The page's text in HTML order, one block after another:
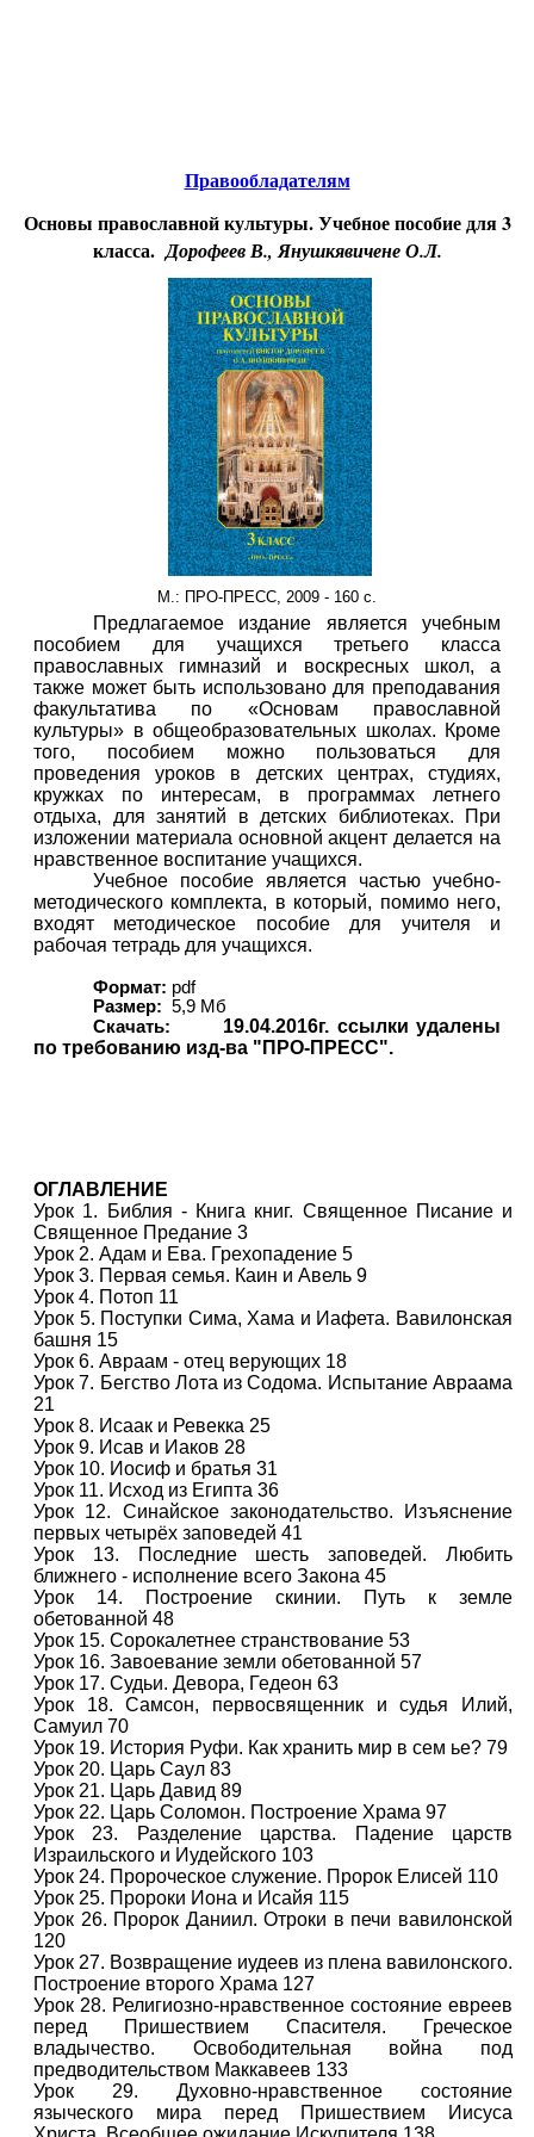
Правообладателям
Основы православной культуры. Учебное пособие для 3
класса.Дорофеев В., Янушкявичене О.Л.
М.: ПРО-ПРЕСС, 2009 - 160 с.
Предлагаемое издание является учебным
пособием для учащихся третьего класса
православных гимназий и воскресных школ, а
также может быть использовано для преподавания
факультатива по «Основам православной
культуры» в общеобразовательных школах. Кроме
того, пособием можно пользоваться для
проведения уроков в детских центрах, студиях,
кружках по интересам, в программах летнего
отдыха, для занятий в детских библиотеках. При
изложении материала основной акцент делается на
нравственное воспитание учащихся.
Учебное пособие является частью учебно-
методического комплекта, в который, помимо него,
входят методическое пособие для учителя и
рабочая тетрадь для учащихся.
Формат: pdf
Размер: 5,9 Мб
Скачать:
19.04.2016г. ссылки удалены
по требованию изд-ва "ПРО-ПРЕСС".
ОГЛАВЛЕНИЕ
Урок 1. Библия - Книга книг. Священное Писание и
Священное Предание 3
Урок 2. Адам и Ева. Грехопадение 5
Урок 3. Первая семья. Каин и Авель 9
Урок 4. Потоп 11
Урок 5. Поступки Сима, Хама и Иафета. Вавилонская
башня 15
Урок 6. Авраам - отец верующих 18
Урок 7. Бегство Лота из Содома. Испытание Авраама
21
Урок 8. Исаак и Ревекка 25
Урок 9. Исав и Иаков 28
Урок 10. Иосиф и братья 31
Урок 11. Исход из Египта 36
Урок 12. Синайское законодательство. Изъяснение
первых четырёх заповедей 41
Урок 13. Последние шесть заповедей. Любить
ближнего - исполнение всего Закона 45
Урок 14. Построение скинии. Путь к земле
обетованной 48
Урок 15. Сорокалетнее странствование 53
Урок 16. Завоевание земли обетованной 57
Урок 17. Судьи. Девора, Гедеон 63
Урок 18. Самсон, первосвященник и судья Илий,
Самуил 70
Урок 19. История Руфи. Как хранить мир в сем ье? 79
Урок 20. Царь Саул 83
Урок 21. Царь Давид 89
Урок 22. Царь Соломон. Построение Храма 97
Урок 23. Разделение царства. Падение царств
Израильского и Иудейского 103
Урок 24. Пророческое служение. Пророк Елисей 110
Урок 25. Пророки Иона и Исайя 115
Урок 26. Пророк Даниил. Отроки в печи вавилонской
120
Урок 27. Возвращение иудеев из плена вавилонского.
Построение второго Храма 127
Урок 28. Религиозно-нравственное состояние евреев
перед Пришествием Спасителя. Греческое
владычество. Освободительная война под
предводительством Маккавеев 133
Урок 29. Духовно-нравственное состояние
языческого мира перед Пришествием Иисуса